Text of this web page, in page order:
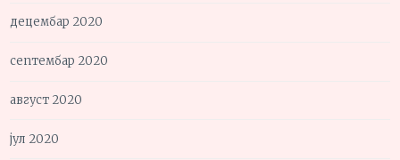
децембар 2020
септембар 2020
август 2020
јул 2020